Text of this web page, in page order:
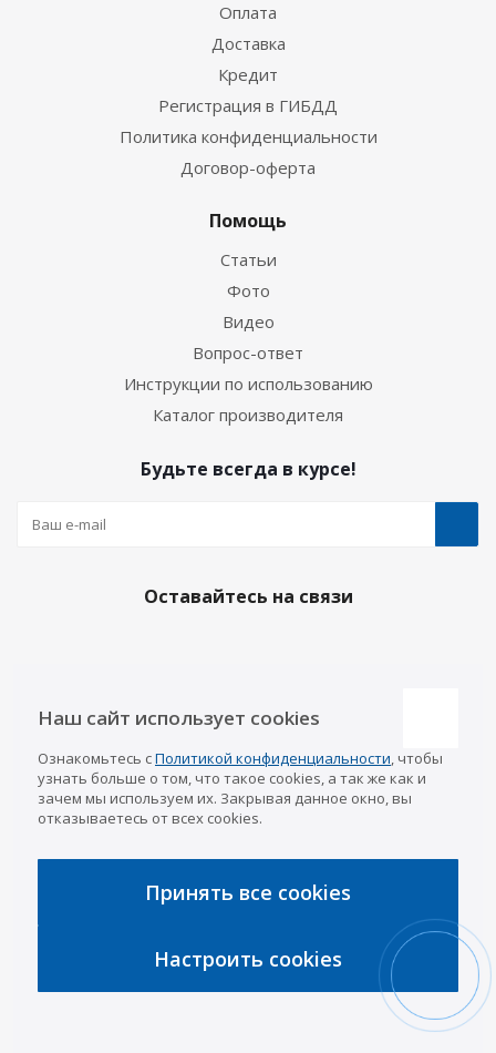
Оплата
Доставка
Кредит
Регистрация в ГИБДД
Политика конфиденциальности
Договор-оферта
Помощь
Статьи
Фото
Видео
Вопрос-ответ
Инструкции по использованию
Каталог производителя
Будьте всегда в курсе!
Оставайтесь на связи
Наши контакты
Казань
8 (843) 207-03-08
Уфа
8 (347) 258-84-87
8 (8352) 38-88-37
Интернет-магазин
info@a-pricep.ru
Наш сайт использует cookies
Ознакомьтесь сПолитикой конфиденциальности, чтобы
узнать больше о том, что такое cookies, а так же как и
зачем мы используем их. Закрывая данное окно, вы
отказываетесь от всех cookies.
Принять все cookies
Настроить cookies